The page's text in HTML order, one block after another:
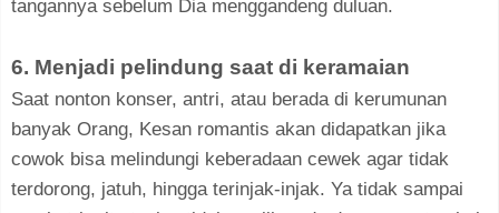
tangannya sebelum Dia menggandeng duluan.
6. Menjadi pelindung saat di keramaian
Saat nonton konser, antri, atau berada di kerumunan
banyak Orang, Kesan romantis akan didapatkan jika
cowok bisa melindungi keberadaan cewek agar tidak
terdorong, jatuh, hingga terinjak-injak. Ya tidak sampai